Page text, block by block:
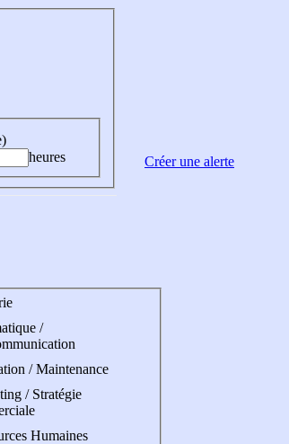
heures
/
/ Maintenance
/ Stratégie
Humaines
Créer une alerte